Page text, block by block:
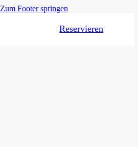
Zum Footer springen
Reservieren